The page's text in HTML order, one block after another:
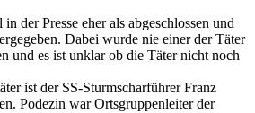
der Presse eher als abgeschlossen und
Dabei wurde nie einer der Täter
und es ist unklar ob die Täter nicht noch
ist der SS-Sturmscharführer Franz
Podezin war Ortsgruppenleiter der